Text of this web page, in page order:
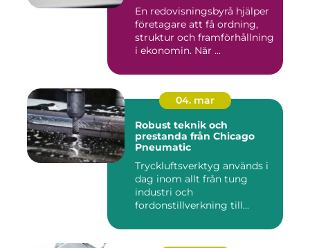
En redovisningsbyrå hjälper
företagare att få ordning,
struktur och framförhållning
i ekonomin. När ...
04. mar
Robust teknik och
prestanda från Chicago
Pneumatic
Tryckluftsverktyg används i
dag inom allt från tung
industri och
fordonstillverkning till...